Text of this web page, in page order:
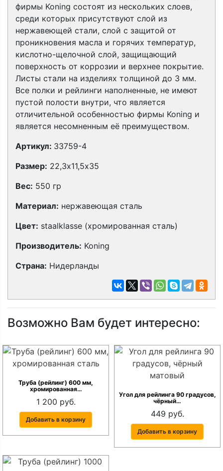
фирмы Koning состоят из нескольких слоев,
среди которых присутствуют слой из
нержавеющей стали, слой с защитой от
проникновения масла и горячих температур,
кислотно-щелочной слой, защищающий
поверхность от коррозии и верхнее покрытие.
Листы стали на изделиях толщиной до 3 мм.
Все полки и рейлинги наполненные, не имеют
пустой полости внутри, что является
отличительной особенностью фирмы Koning и
является несомненным её преимуществом.
Артикул: 33759-4
Размер: 22,3х11,5х35
Вес: 550 гр
Материал: нержавеющая сталь
Цвет: staalklasse (хромированная сталь)
Производитель: Koning
Страна: Нидерланды
Возможно Вам будет интересно:
Труба (рейлинг) 600 мм,
хромированная…
1 200 руб.
Добавить в корзину
Угол для рейлинга 90 градусов,
чёрный…
449 руб.
Добавить в корзину